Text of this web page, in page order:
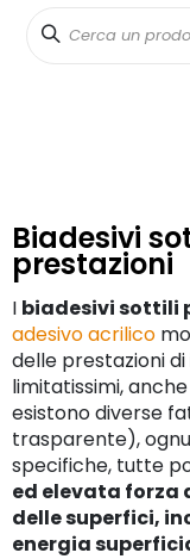
Biadesivi
prestazioni
I biadesivi sottili
adesivo acrilico
delle prestazioni
limitatissimi,
esistono diverse
trasparente),
specifiche, tutte
ed elevata forza
delle superfici,
energia